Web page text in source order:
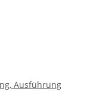
Ausführung